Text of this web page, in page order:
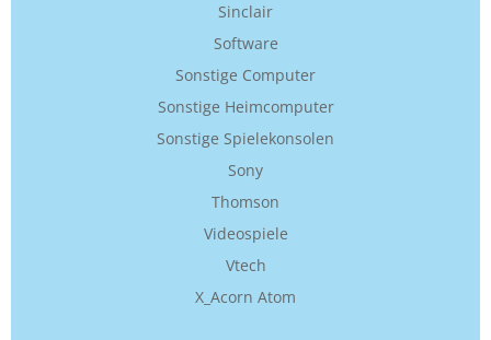
Sinclair
Software
Sonstige Computer
Sonstige Heimcomputer
Sonstige Spielekonsolen
Sony
Thomson
Videospiele
Vtech
X_Acorn Atom